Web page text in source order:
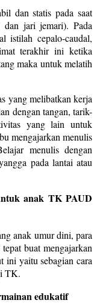
dan statis pada saat
dan jari jemari). Pada
istilah cepalo-caudal,
terakhir ini ketika
maka untuk melatih
yang melibatkan kerja
dengan tangan, tarik-
yang lain untuk
mengajarkan menulis
menulis dengan
pada lantai atau
anak TK PAUD
anak umur dini, para
buat mengajarkan
ini yaitu sebagian cara
TK.
edukatif